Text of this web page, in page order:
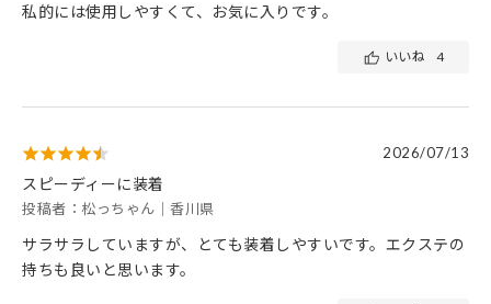
私的には使用しやすくて、お気に入りです。
いいね 4
2026/07/13
スピーディーに装着
投稿者：松っちゃん｜香川県
サラサラしていますが、とても装着しやすいです。エクステの
持ちも良いと思います。